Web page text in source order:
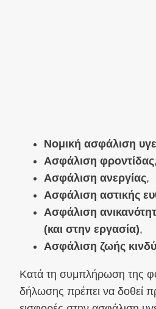
Νομική ασφάλιση
Ασφάλιση φροντίδας,
Ασφάλιση ανεργίας,
Ασφάλιση αστικής
Ασφάλιση
(και στην εργασία),
Ασφάλιση ζωής
Κατά τη συμπλήρωση της
δήλωσης πρέπει να δοθεί